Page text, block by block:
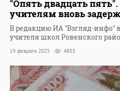
"Опять двадцать
учителям вновь
В редакцию ИА "Взгляд-инфо"
учителя школ Ровенского
19 февраля 2025 4855